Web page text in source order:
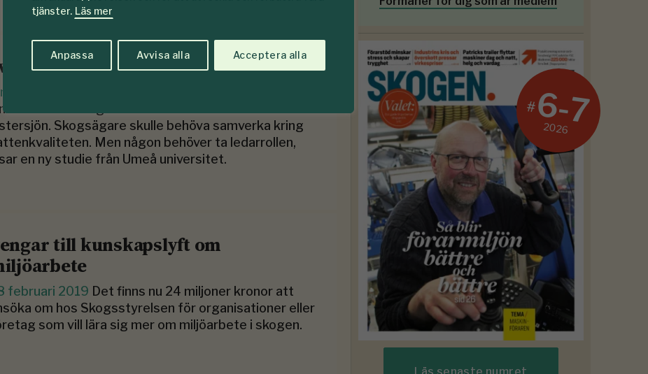
tjänster. Läs mer
Anpassa Avvisa alla Acceptera alla
att samverka om skogens vatten
2019
vattendrag – och i slutändan även för
Skogsägare skulle behöva samverka kring
Men någon behöver ta ledarrollen,
en ny studie från Umeå universitet.
till kunskapslyft om
februari 2019 Det finns nu 24 miljoner kronor att
om hos Skogsstyrelsen för organisationer eller
som vill lära sig mer om miljöarbete i skogen.
#6-7
2026